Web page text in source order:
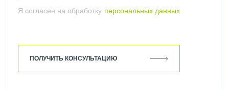
Я согласен на обработку персональных данных
ПОЛУЧИТЬ КОНСУЛЬТАЦИЮ